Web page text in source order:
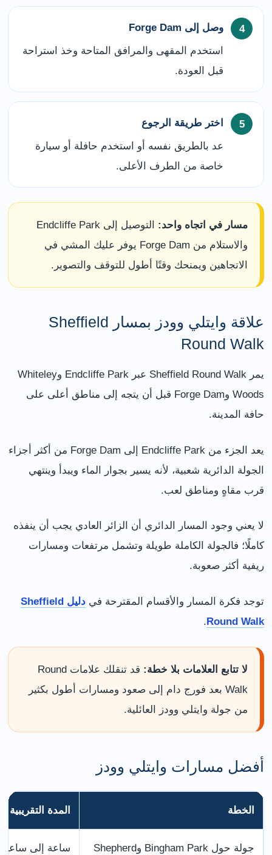
وصل إلى Forge Dam
استخدم المقهى والمرافق المتاحة وخذ استراحة
قبل العودة.
اختر طريقة الرجوع
عد بالطريق نفسه أو استخدم حافلة أو سيارة
خاصة من الطرف الأعلى.
مسار في اتجاه واحد:
التوصيل إلى Endcliffe Park
والاستلام من Forge Dam يوفر عليك المشي في
الاتجاهين ويمنحك وقتًا أطول للتوقف والتصوير.
علاقة وايتلي وودز بمسار Sheffield
Round Walk
يمر Sheffield Round Walk عبر Endcliffe Park وWhiteley
Woods وForge Dam قبل أن يتجه إلى مناطق أعلى على
حافة المدينة.
يعد الجزء من Endcliffe Park إلى Forge Dam من أكثر أجزاء
الجولة الدائرية شعبية، لأنه يسير بجوار الماء ويبدأ وينتهي
قرب مقاهٍ ومناطق لعب.
لا يعني وجود المسار الدائري أن الزائر العادي يجب أن ينفذه
كاملًا؛ فالجولة الكاملة طويلة وتشمل مرتفعات ومسارات
ريفية أكثر صعوبة.
توجد فكرة المسار والأقسام المقترحة في
دليل Sheffield
Round Walk
.
لا تتابع العلامات بلا خطة:
قد تنقلك علامات Round
Walk بعد فورج دام إلى صعود ومسارات أطول بكثير
من جولة وايتلي وودز العائلية.
أفضل مسارات وايتلي وودز
الخطة المدة التقريبية
جولة حول Bingham Park وShepherd ساعة إلى ساعة